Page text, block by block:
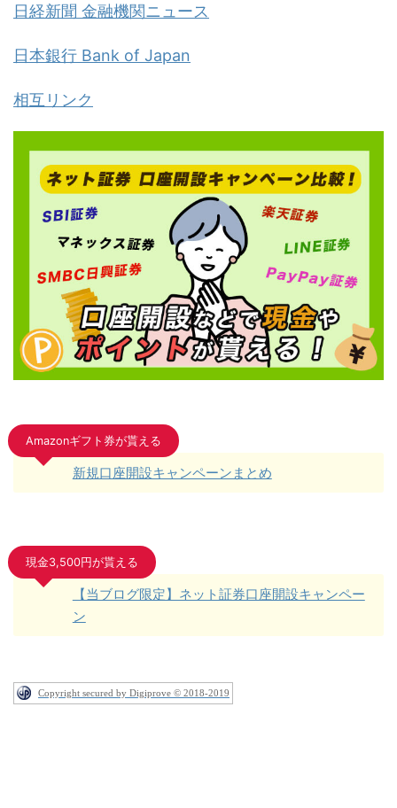
日経新聞 金融機関ニュース
日本銀行 Bank of Japan
相互リンク
Amazonギフト券が貰える
新規口座開設キャンペーンまとめ
現金3,500円が貰える
【当ブログ限定】ネット証券口座開設キャンペー
ン
Copyright secured by Digiprove © 2018-2019